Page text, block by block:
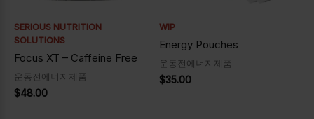
SERIOUS NUTRITION
SOLUTIONS
Focus XT – Caffeine Free
운동전에너지제품
$48.00
WIP
Energy Pouches
운동전에너지제품
$35.00